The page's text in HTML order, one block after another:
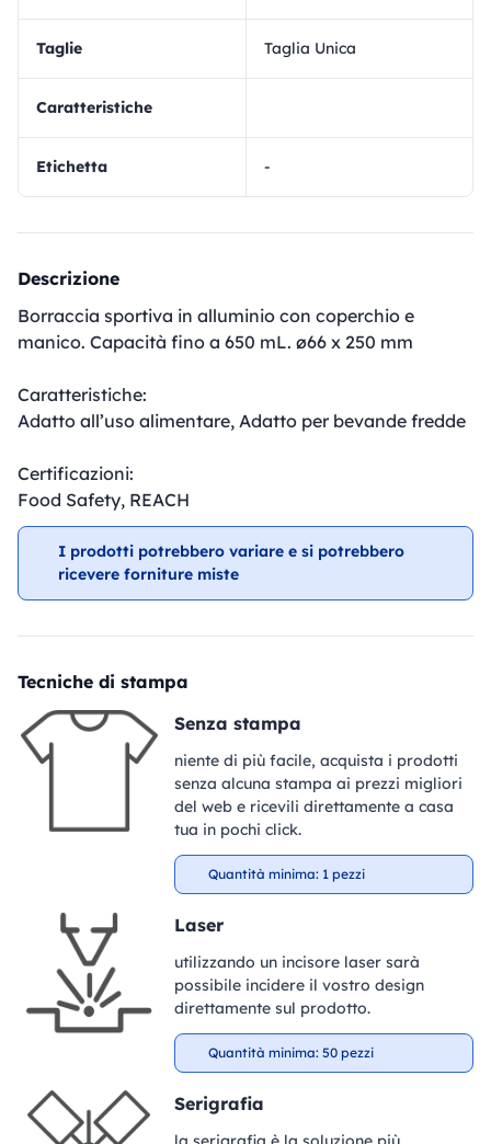
Taglie Taglia Unica
Caratteristiche
Etichetta -
Descrizione
Borraccia sportiva in alluminio con coperchio e
manico. Capacità fino a 650 mL. ø66 x 250 mm
Caratteristiche:
Adatto all’uso alimentare, Adatto per bevande fredde
Certificazioni:
Food Safety, REACH
I prodotti potrebbero variare e si potrebbero
ricevere forniture miste
Tecniche di stampa
Senza stampa
niente di più facile, acquista i prodotti
senza alcuna stampa ai prezzi migliori
del web e ricevili direttamente a casa
tua in pochi click.
Quantità minima: 1 pezzi
Laser
utilizzando un incisore laser sarà
possibile incidere il vostro design
direttamente sul prodotto.
Quantità minima: 50 pezzi
Serigrafia